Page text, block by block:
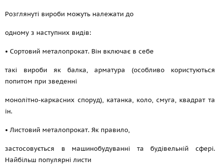
Розглянуті вироби можуть належати до
одному з наступних видів:
• Сортовий металопрокат. Він включає в себе
такі вироби як балка, арматура (особливо користуються
попитом при зведенні
монолітно-каркасних споруд), катанка, коло, смуга, квадрат та
ін.
• Листовий металопрокат. Як правило,
застосовується в машинобудуванні та будівельній сфері.
Найбільш популярні листи